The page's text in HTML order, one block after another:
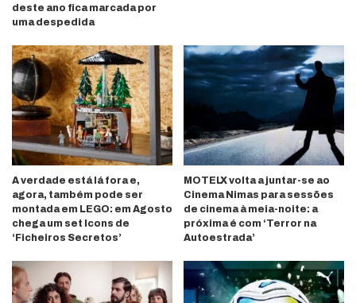
deste ano fica marcada por
uma despedida
A verdade está lá fora e,
agora, também pode ser
montada em LEGO: em Agosto
chega um set Icons de
‘Ficheiros Secretos’
MOTELX volta a juntar-se ao
Cinema Nimas para sessões
de cinema à meia-noite: a
próxima é com ‘Terror na
Autoestrada’